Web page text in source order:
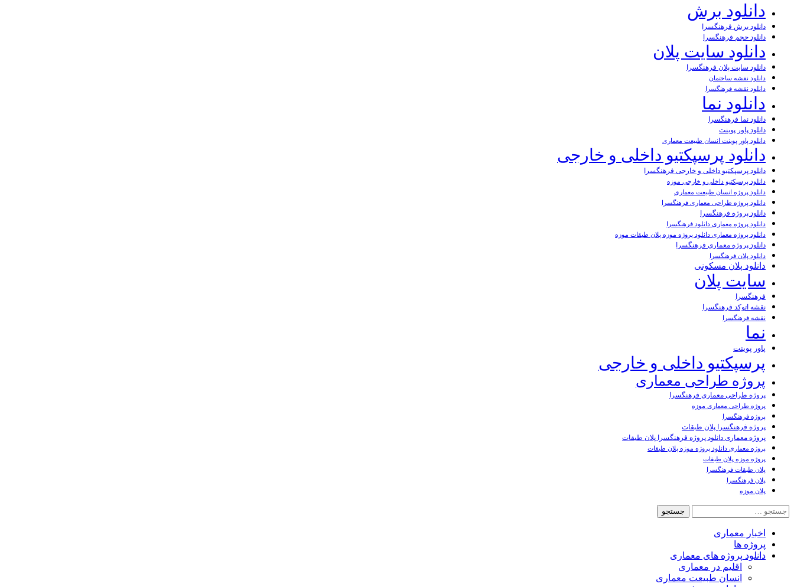
دانلود برش
دانلود برش فرهنگسرا
دانلود حجم فرهنگسرا
دانلود سایت پلان
دانلود سایت پلان فرهنگسرا
دانلود نقشه ساختمان
دانلود نقشه فرهنگسرا
دانلود نما
دانلود نما فرهنگسرا
دانلود پاور پوینت
دانلود پاور پوینت انسان طبیعت معماری
دانلود پرسپکتیو داخلی و خارجی
دانلود پرسپکتیو داخلی و خارجی فرهنگسرا
دانلود پرسپکتیو داخلی و خارجی موزه
دانلود پروژه انسان طبیعت معماری
دانلود پروژه طراحی معماری فرهنگسرا
دانلود پروژه فرهنگسرا
دانلود پروژه معماری دانلود فرهنگسرا
دانلود پروژه معماری دانلود پروژه موزه پلان طبقات موزه
دانلود پروژه معماری فرهنگسرا
دانلود پلان فرهنگسرا
دانلود پلان مسکونی
سایت پلان
فرهنگسرا
نقشه اتوکد فرهنگسرا
نقشه فرهنگسرا
نما
پاور پوینت
پرسپکتیو داخلی و خارجی
پروژه طراحی معماری
پروژه طراحی معماری فرهنگسرا
پروژه طراحی معماری موزه
پروژه فرهنگسرا
پروژه فرهنگسرا پلان طبقات
پروژه معماری دانلود پروژه فرهنگسرا پلان طبقات
پروژه معماری دانلود پروژه موزه پلان طبقات
پروژه موزه پلان طبقات
پلان طبقات فرهنگسرا
پلان فرهنگسرا
پلان موزه
جستجو
برای:
اخبار معماری
پروژه ها
دانلود پروژه های معماری
اقلیم در معماری
انسان طبیعت معماری